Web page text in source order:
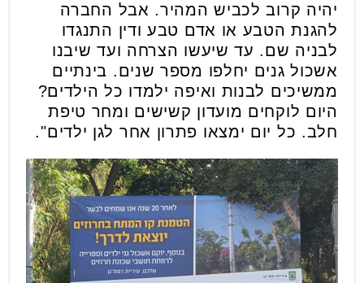
יהיה קרוב לכביש המהיר. אבל החברה
להגנת הטבע או אדם טבע ודין התנגדו
לבניה שם. עד שיעשו הצרחה ועד שיבנו
אשכול גנים יחלפו מספר שנים. בינתיים
ממשיכים לבנות ואיפה ילמדו כל הילדים?
היום לוקחים מועדון קשישים ומחר טיפת
חלב. כל יום ימצאו פתרון אחר לגן ילדים".